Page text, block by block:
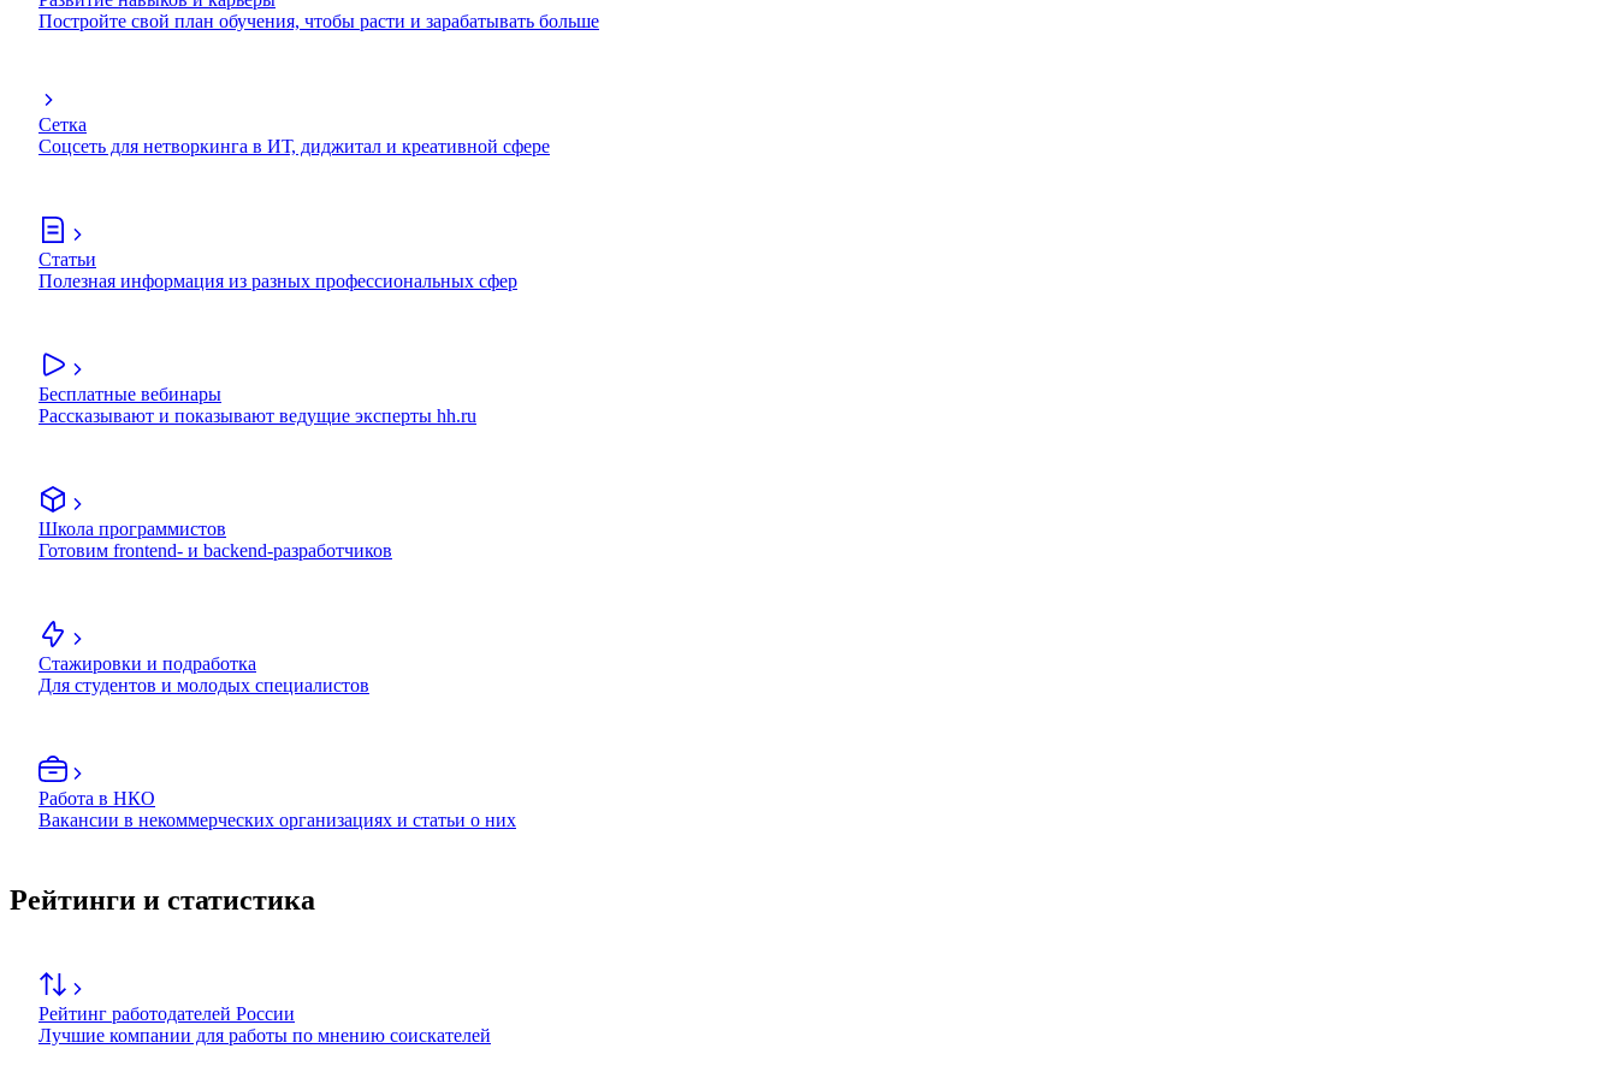
Постройте свой план обучения, чтобы расти и зарабатывать больше
Сетка
Соцсеть для нетворкинга в ИТ, диджитал и креативной сфере
Статьи
Полезная информация из разных профессиональных сфер
Бесплатные вебинары
Рассказывают и показывают ведущие эксперты hh.ru
Школа программистов
Готовим frontend- и backend-разработчиков
Стажировки и подработка
Для студентов и молодых специалистов
Работа в НКО
Вакансии в некоммерческих организациях и статьи о них
Рейтинги и статистика
Рейтинг работодателей России
Лучшие компании для работы по мнению соискателей